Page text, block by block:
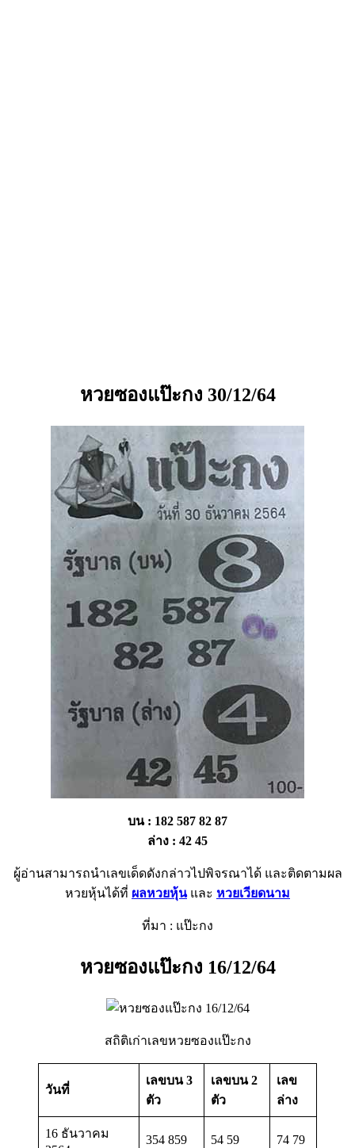
หวยซองแป๊ะกง 30/12/64
บน : 182 587 82 87
ล่าง : 42 45
ผู้อ่านสามารถนำเลขเด็ดดังกล่าวไปพิจรณาได้ และติดตามผล
หวยหุ้นได้ที่ ผลหวยหุ้นและ หวยเวียดนาม
ที่มา : แป๊ะกง
หวยซองแป๊ะกง 16/12/64
สถิติเก่าเลขหวยซองแป๊ะกง
วันที่
เลขบน 3
ตัว
เลขบน 2
ตัว
เลข
ล่าง
16 ธันวาคม
354 859 54 59 74 79